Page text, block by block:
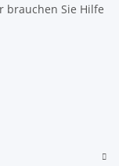
brauchen Sie Hilfe